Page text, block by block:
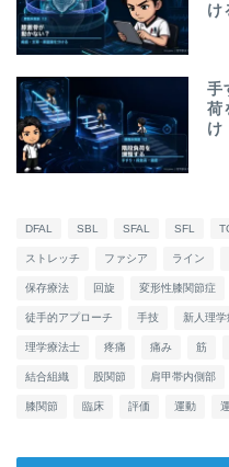
け
手
荷
け
DFAL SBL SFAL SFL
ストレッチ ファシア ライン
保存療法 回旋 変形性膝関節症
徒手的アプローチ 手技 新人理学
理学療法士 疼痛 痛み 筋
結合組織 股関節 肩甲帯内側部
膝関節 臨床 評価 運動